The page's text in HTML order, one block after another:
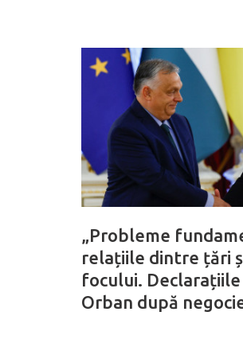
„Probleme
relațiile dintre țări
focului.
Orban după